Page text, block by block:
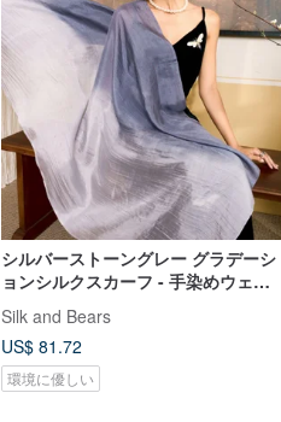
シルバーストーングレー グラデーシ
ョンシルクスカーフ - 手染めウェデ
ィングショール - シルクラップ
Silk and Bears
US$ 81.72
環境に優しい